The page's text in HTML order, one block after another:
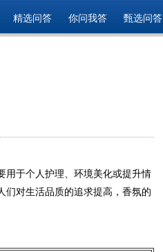
精选问答 你问我答 甄选问答
用于个人护理、环境美化或提升情
们对生活品质的追求提高，香氛的